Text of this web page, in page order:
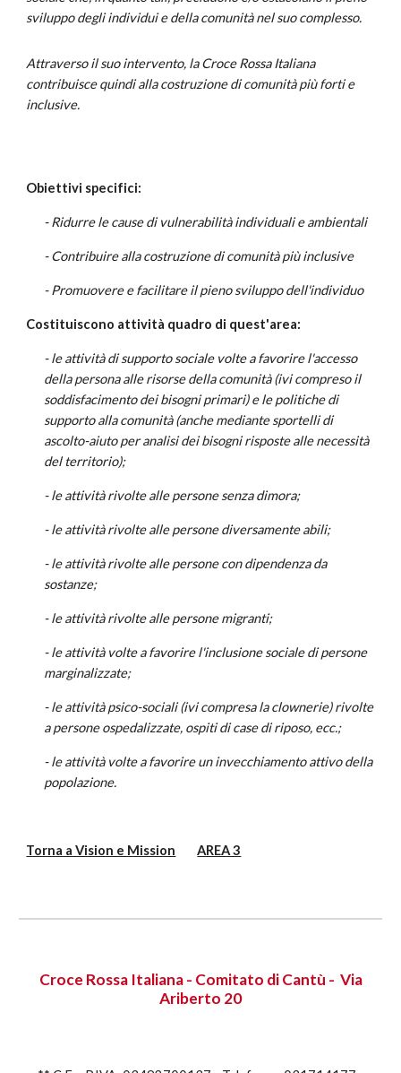
sviluppo degli individui e della comunità nel suo complesso.
Attraverso il suo intervento, la Croce Rossa Italiana
contribuisce quindi alla costruzione di comunità più forti e
inclusive.
Obiettivi specifici:
- Ridurre le cause di vulnerabilità individuali e ambientali
- Contribuire alla costruzione di comunità più inclusive
- Promuovere e facilitare il pieno sviluppo dell'individuo
Costituiscono attività quadro di quest'area:
- le attività di supporto sociale volte a favorire l'accesso
della persona alle risorse della comunità (ivi compreso il
soddisfacimento dei bisogni primari) e le politiche di
supporto alla comunità (anche mediante sportelli di
ascolto-aiuto per analisi dei bisogni risposte alle necessità
del territorio);
- le attività rivolte alle persone senza dimora;
- le attività rivolte alle persone diversamente abili;
- le attività rivolte alle persone con dipendenza da
sostanze;
- le attività rivolte alle persone migranti;
- le attività volte a favorire l'inclusione sociale di persone
marginalizzate;
- le attività psico-sociali (ivi compresa la clownerie) rivolte
a persone ospedalizzate, ospiti di case di riposo, ecc.;
- le attività volte a favorire un invecchiamento attivo della
popolazione.
Torna a Vision e Mission AREA 3
Croce Rossa Italiana - Comitato di Cantù - Via
Ariberto 20